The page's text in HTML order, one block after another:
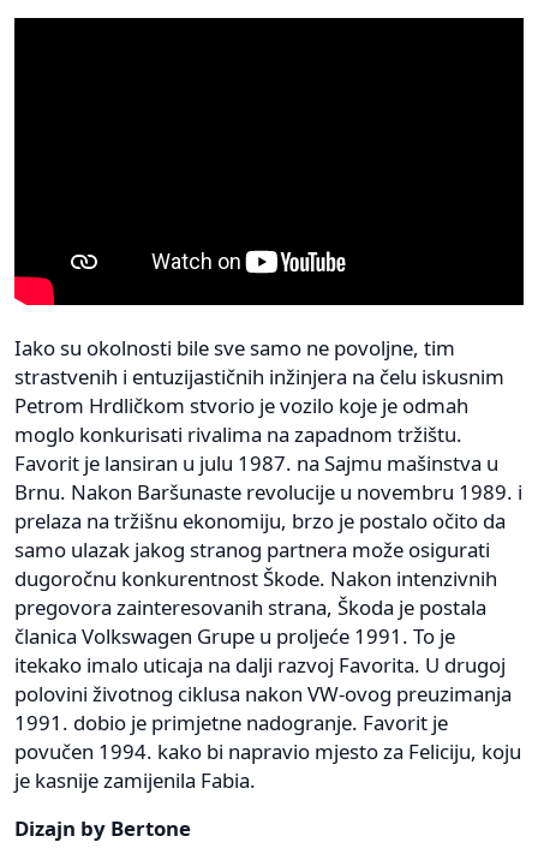
Iako su okolnosti bile sve samo ne povoljne, tim
strastvenih i entuzijastičnih inžinjera na čelu iskusnim
Petrom Hrdličkom stvorio je vozilo koje je odmah
moglo konkurisati rivalima na zapadnom tržištu.
Favorit je lansiran u julu 1987. na Sajmu mašinstva u
Brnu. Nakon Baršunaste revolucije u novembru 1989. i
prelaza na tržišnu ekonomiju, brzo je postalo očito da
samo ulazak jakog stranog partnera može osigurati
dugoročnu konkurentnost Škode. Nakon intenzivnih
pregovora zainteresovanih strana, Škoda je postala
članica Volkswagen Grupe u proljeće 1991. To je
itekako imalo uticaja na dalji razvoj Favorita. U drugoj
polovini životnog ciklusa nakon VW-ovog preuzimanja
1991. dobio je primjetne nadogranje. Favorit je
povučen 1994. kako bi napravio mjesto za Feliciju, koju
je kasnije zamijenila Fabia.
Dizajn by Bertone